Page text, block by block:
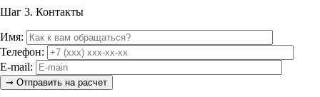
Шаг 3. Контакты
Имя:
Телефон:
E-mail: